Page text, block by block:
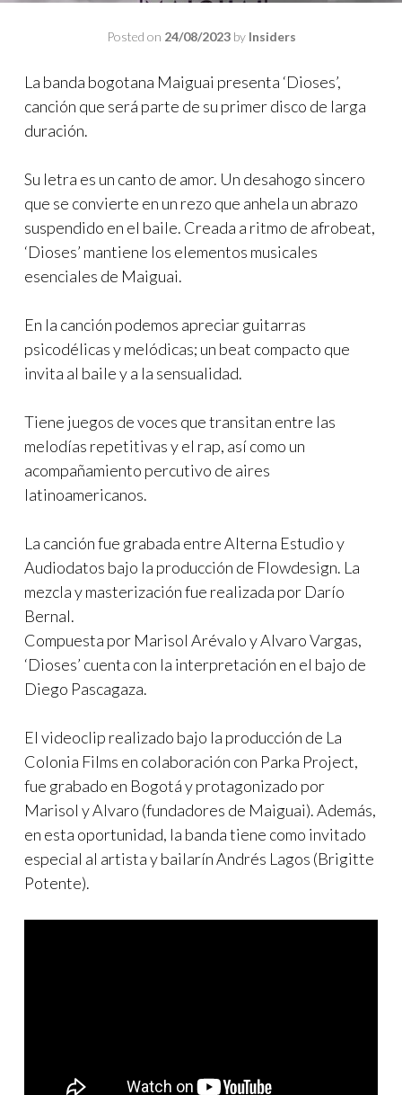
Posted on 24/08/2023by Insiders
La banda bogotana Maiguai presenta ‘Dioses’,
canción que será parte de su primer disco de larga
duración.
Su letra es un canto de amor. Un desahogo sincero
que se convierte en un rezo que anhela un abrazo
suspendido en el baile. Creada a ritmo de afrobeat,
‘Dioses’ mantiene los elementos musicales
esenciales de Maiguai.
En la canción podemos apreciar guitarras
psicodélicas y melódicas; un beat compacto que
invita al baile y a la sensualidad.
Tiene juegos de voces que transitan entre las
melodías repetitivas y el rap, así como un
acompañamiento percutivo de aires
latinoamericanos.
La canción fue grabada entre Alterna Estudio y
Audiodatos bajo la producción de Flowdesign. La
mezcla y masterización fue realizada por Darío
Bernal.
Compuesta por Marisol Arévalo y Alvaro Vargas,
‘Dioses’ cuenta con la interpretación en el bajo de
Diego Pascagaza.
El videoclip realizado bajo la producción de La
Colonia Films en colaboración con Parka Project,
fue grabado en Bogotá y protagonizado por
Marisol y Alvaro (fundadores de Maiguai). Además,
en esta oportunidad, la banda tiene como invitado
especial al artista y bailarín Andrés Lagos (Brigitte
Potente).